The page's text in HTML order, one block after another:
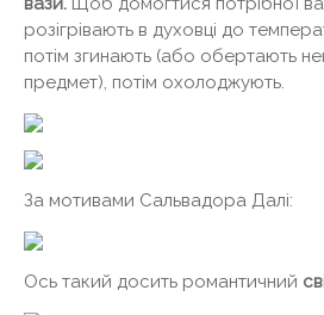
розігрівають в духовці до
потім згинають (або обертають
предмет), потім охолоджують.
За мотивами Сальвадора Далі:
Ось такий досить романтичний